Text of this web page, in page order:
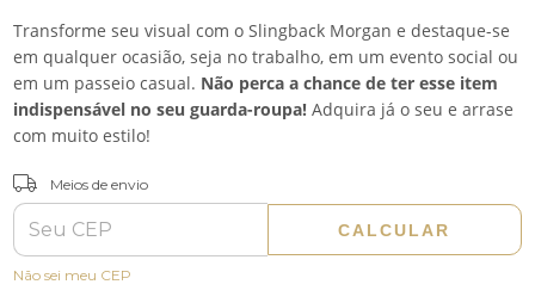
Transforme seu visual com o Slingback Morgan e destaque-se
em qualquer ocasião, seja no trabalho, em um evento social ou
em um passeio casual. Não perca a chance de ter esse item
indispensável no seu guarda-roupa! Adquira já o seu e arrase
com muito estilo!
Entregas para o CEP:
Meios de envio
CALCULAR
Não sei meu CEP